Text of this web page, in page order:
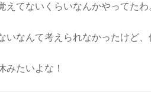
えてないくらいなんかやってたわ
いなんて考えられなかったけど
みたいよな！